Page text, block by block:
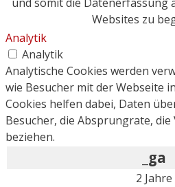
Websites zu
Analytik
Analytik
Analytische Cookies werden
wie Besucher mit der Webseite
Cookies helfen dabei, Daten
Besucher, die Absprungrate,
beziehen.
_ga
2 Jahre